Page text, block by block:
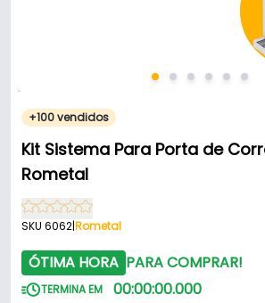
+100 vendidos
Kit Sistema Para Porta de
Rometal
SKU 6062|Rometal
ÓTIMA HORA PARA COMPRAR!
TERMINA EM 00:00:00.000